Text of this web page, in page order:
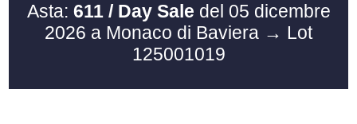
Asta: 611 / Day Sale del 05 dicembre
2026 a Monaco di Baviera → Lot
125001019